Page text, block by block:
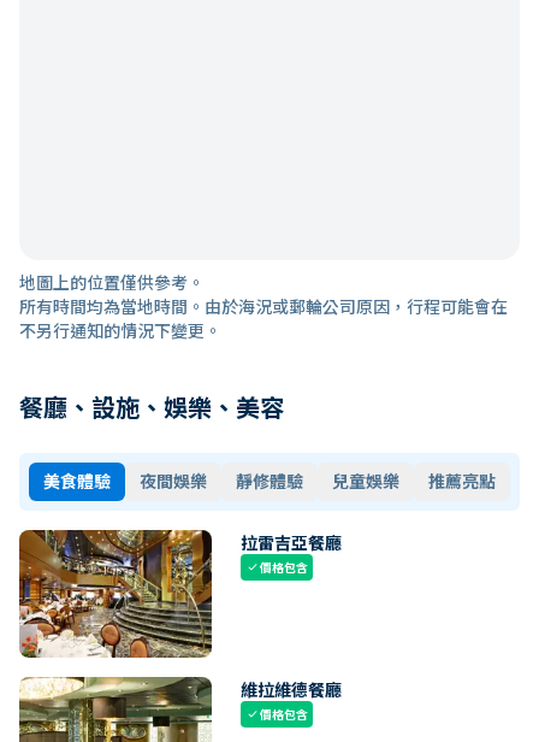
地圖上的位置僅供參考。
所有時間均為當地時間。由於海況或郵輪公司原因，行程可能會在
不另行通知的情況下變更。
餐廳、設施、娛樂、美容
美食體驗 夜間娛樂 靜修體驗 兒童娛樂 推薦亮點
拉雷吉亞餐廳
check價格包含
維拉維德餐廳
check價格包含